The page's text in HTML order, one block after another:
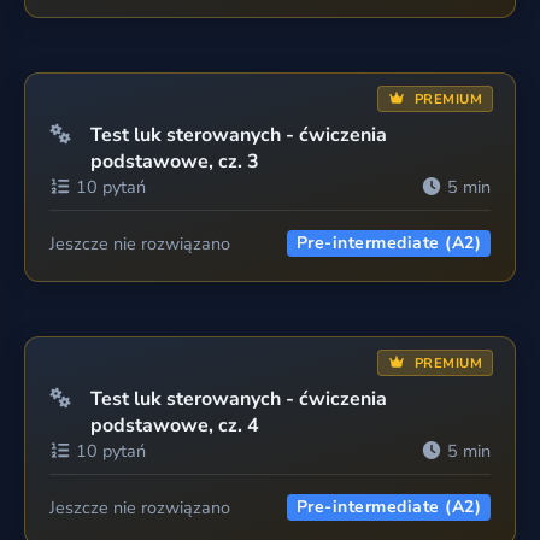
PREMIUM
Test luk sterowanych - ćwiczenia
podstawowe, cz. 3
10 pytań 5 min
Jeszcze nie rozwiązano Pre-intermediate (A2)
PREMIUM
Test luk sterowanych - ćwiczenia
podstawowe, cz. 4
10 pytań 5 min
Jeszcze nie rozwiązano Pre-intermediate (A2)